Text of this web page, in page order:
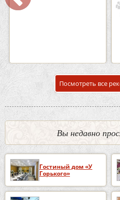
Вместимость:
Посмотреть все
Вы недавно
Гостиный дом «У
Горького»